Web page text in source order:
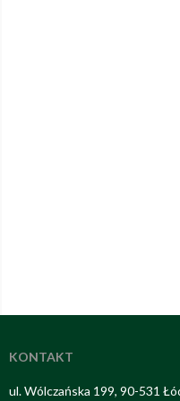
KONTAKT
ul. Wólczańska 199, 90-531